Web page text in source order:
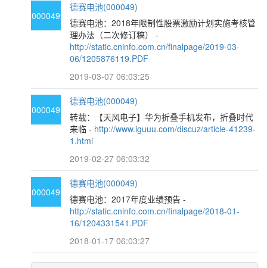
000049
德赛电池(000049)
德赛电池：2018年限制性股票激励计划实施考核管
理办法（二次修订稿） -
http://static.cninfo.com.cn/finalpage/2019-03-
06/1205876119.PDF
2019-03-07 06:03:25
000049
德赛电池(000049)
转载：【天风电子】华为折叠手机发布，折叠时代
来临 - http://www.iguuu.com/discuz/article-41239-
1.html
2019-02-27 06:03:32
000049
德赛电池(000049)
德赛电池：2017年度业绩预告 -
http://static.cninfo.com.cn/finalpage/2018-01-
16/1204331541.PDF
2018-01-17 06:03:27